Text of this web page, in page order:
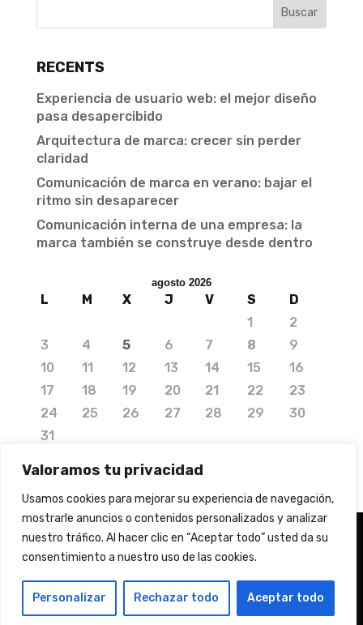
Valoramos tu privacidad
Usamos cookies para mejorar su experiencia de navegación,
mostrarle anuncios o contenidos personalizados y analizar
nuestro tráfico. Al hacer clic en “Aceptar todo” usted da su
consentimiento a nuestro uso de las cookies.
Personalizar Rechazar todo Aceptar todo
RECENTS
Experiencia de usuario web: el mejor diseño
pasa desapercibido
Arquitectura de marca: crecer sin perder
claridad
Comunicación de marca en verano: bajar el
ritmo sin desaparecer
Comunicación interna de una empresa: la
marca también se construye desde dentro
agosto 2026
L M X J V S
D
1
2
3
4 5 6 7 8
9
10
11 12 13 14 15
16
17
18 19 20 21 22
23
24
25 26 27 28 29
30
31
© 2020 Copyright by Media Needs.
| Tots els drets reservats |Nota legal|Info
addicional